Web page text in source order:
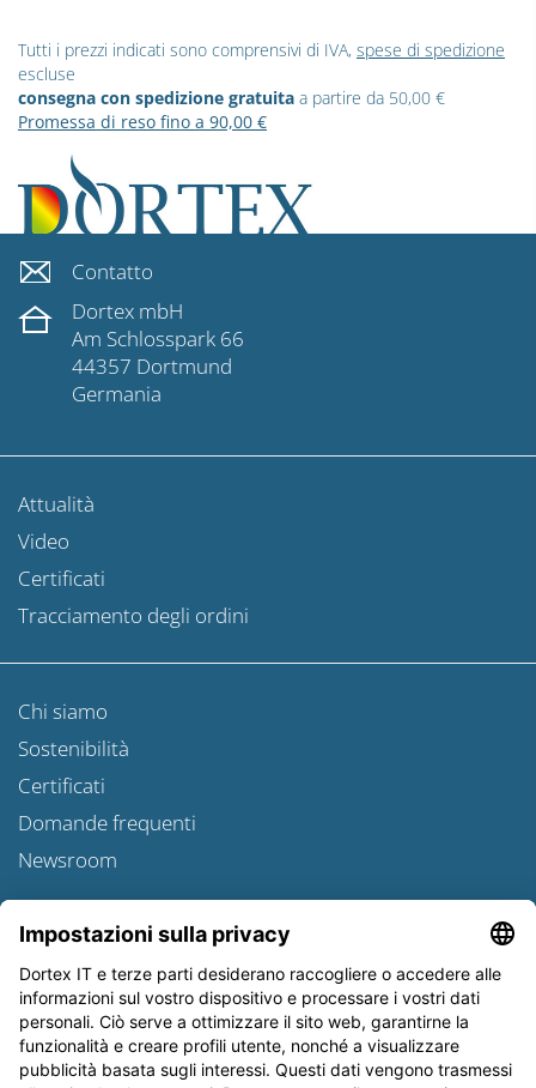
Tutti i prezzi indicati sono comprensivi di IVA, spese di spedizione
escluse
consegna con spedizione gratuita a partire da 50,00 €
Promessa di reso fino a 90,00 €
Contatto
Dortex mbH
Am Schlosspark 66
44357 Dortmund
Germania
Attualità
Video
Certificati
Tracciamento degli ordini
Chi siamo
Sostenibilità
Certificati
Domande frequenti
Newsroom
Informativa sulle spedizioni
Newsletter
Tutela dei dati
Condizioni Generali